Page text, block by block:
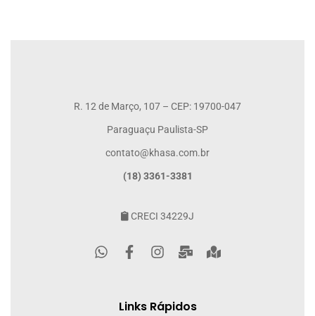
R. 12 de Março, 107 – CEP: 19700-047
Paraguaçu Paulista-SP
contato@khasa.com.br
(18) 3361-3381
CRECI 34229J
Links Rápidos